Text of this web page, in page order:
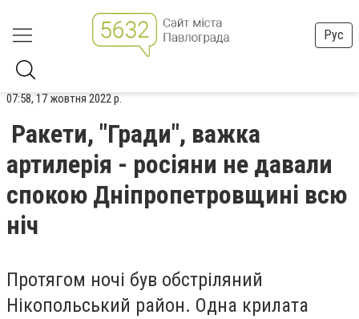
Рус
07:58, 17 жовтня 2022 р.
Ракети, "Гради", важка
артилерія - росіяни не давали
спокою Дніпропетровщині всю
ніч
Протягом ночі був обстріляний
Нікопольський район. Одна крилата